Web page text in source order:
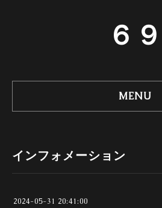
６９
MENU
インフォメーション
2024-05-31 20:41:00